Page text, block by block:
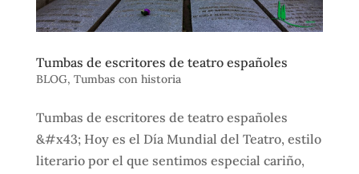
Tumbas de escritores de teatro españoles
BLOG, Tumbas con historia
Tumbas de escritores de teatro españoles
&#x43; Hoy es el Día Mundial del Teatro, estilo
literario por el que sentimos especial cariño,